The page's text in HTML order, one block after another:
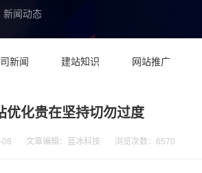
新闻动态
新闻 建站知识 网站推广
优化贵在坚持切勿过度
08 文章编辑：蓝冰科技 浏览次数： 6570